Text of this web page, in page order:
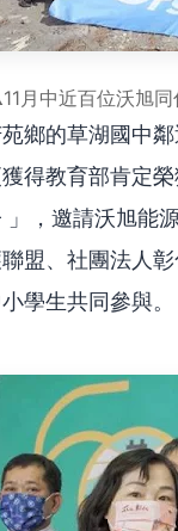
月中近百位沃旭同
鄉的草湖國中
得教育部肯定
」，邀請沃旭能
盟、社團法人
學生共同參與。